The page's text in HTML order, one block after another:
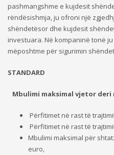
pashmangshme e kujdesit
rëndësishmja, ju ofroni një
shëndetësor dhe kujdesit
investuara. Në kompaninë tonë
mëposhtme për sigurimin
STANDARD
Mbulimi maksimal vjetor deri
Përfitimet në rast të
Përfitimet në rast të
Mbulimi maksimal për
euro,